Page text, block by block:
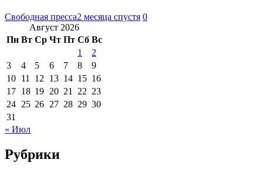
Свободная пресса2 месяца спустя 0
Август 2026
Пн Вт Ср Чт Пт Сб Вс
1
2
3
4 5 6 7 8
9
10 11 12 13 14 15 16
17 18 19 20 21 22 23
24 25 26 27 28 29 30
31
« Июл
Рубрики